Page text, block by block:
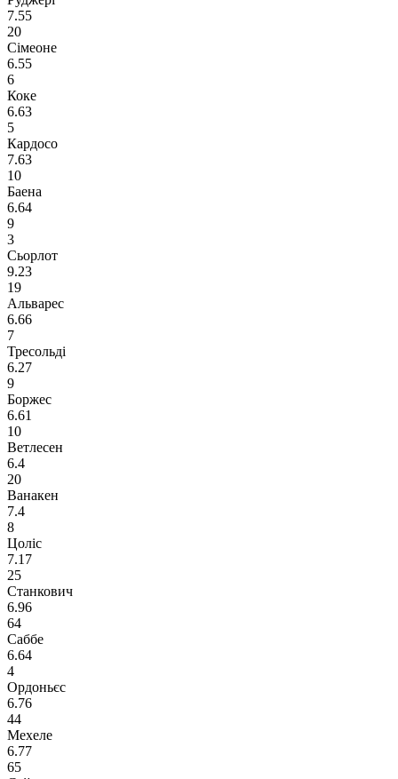
7.55
20
Сімеоне
6.55
6
Коке
6.63
5
Кардосо
7.63
10
Баена
6.64
9
3
Сьорлот
9.23
19
Альварес
6.66
7
Тресольді
6.27
9
Боржес
6.61
10
Ветлесен
6.4
20
Ванакен
7.4
8
Цоліс
7.17
25
Станкович
6.96
64
Саббе
6.64
4
Ордоньєс
6.76
44
Мехеле
6.77
65